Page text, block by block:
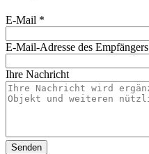
E-Mail *
E-Mail-Adresse des Empfängers
Ihre Nachricht
Senden